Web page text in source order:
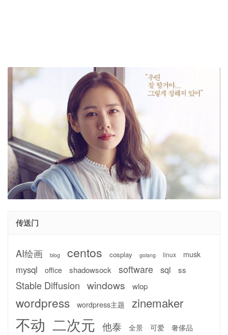
传送门
AI绘画 blog centos cosplay golang linux musk
mysql office shadowsock software sql ss
Stable Diffusion windows wlop
wordpress wordpress主题 zinemaker
不动 二次元 他泰 全景 可爱 奢侈品